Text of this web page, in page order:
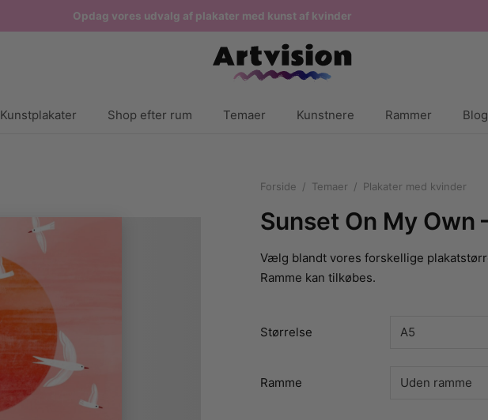
Opdag vores udvalg af plakater med kunst af kvinder
Kunstplakater Shop efter rum Temaer Kunstnere Rammer Blog
Forside / Temaer / Plakater med kvinder
Sunset On My Own
Vælg blandt vores forskellige
Ramme kan tilkøbes.
Størrelse
Ramme